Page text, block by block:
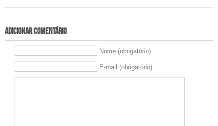
Adicionar comentário
Nome (obrigatório)
E-mail (obrigatório)